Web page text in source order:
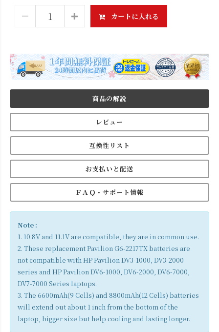
カートに入れる
商品の解説
レビュー
互換性リスト
お支払いと配送
ＦＡＱ・サポート情報
Note :
1. 10.8V and 11.1V are compatible, they are in common use.
2. These replacement Pavilion G6-2217TX batteries are
not compatible with HP Pavilion DV3-1000, DV3-2000
series and HP Pavilion DV6-1000, DV6-2000, DV6-7000,
DV7-7000 Series laptops.
3. The 6600mAh(9 Cells) and 8800mAh(12 Cells) batteries
will extend out about 1 inch from the bottom of the
laptop, bigger size but help cooling and lasting longer.